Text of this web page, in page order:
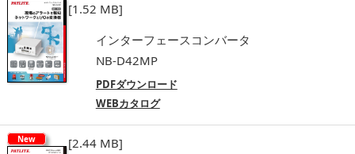
[1.52 MB]
インターフェースコンバータ
NB-D42MP
PDFダウンロード
WEBカタログ
New
[2.44 MB]